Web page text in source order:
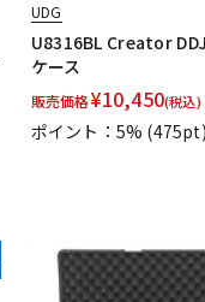
UDG
U8316BL Creator
ケース
販売価格¥10,450(税込)
ポイント：5% (475pt)